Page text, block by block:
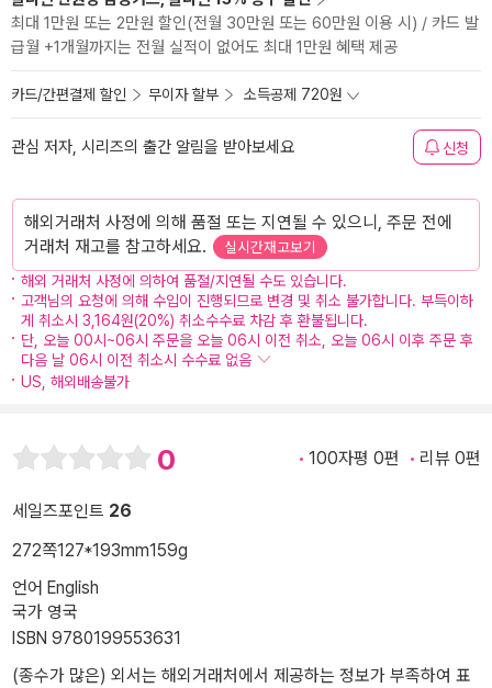
최대 1만원 또는 2만원 할인(전월 30만원 또는 60만원 이용 시) / 카드 발
급월 +1개월까지는 전월 실적이 없어도 최대 1만원 혜택 제공
카드/간편결제 할인 무이자 할부 소득공제 720원
관심 저자, 시리즈의 출간 알림을 받아보세요 신청
해외거래처 사정에 의해 품절 또는 지연될 수 있으니, 주문 전에
거래처 재고를 참고하세요.
실시간재고보기
해외 거래처 사정에 의하여 품절/지연될 수도 있습니다.
고객님의 요청에 의해 수입이 진행되므로 변경 및 취소 불가합니다. 부득이하
게 취소시 3,164원(20%) 취소수수료 차감 후 환불됩니다.
단, 오늘 00시~06시 주문을 오늘 06시 이전 취소, 오늘 06시 이후 주문 후
다음 날 06시 이전 취소시 수수료 없음
US, 해외배송불가
0 100자평 0편 리뷰 0편
세일즈포인트 26
272쪽127*193mm159g
언어 English
국가 영국
ISBN 9780199553631
(종수가 많은) 외서는 해외거래처에서 제공하는 정보가 부족하여 표